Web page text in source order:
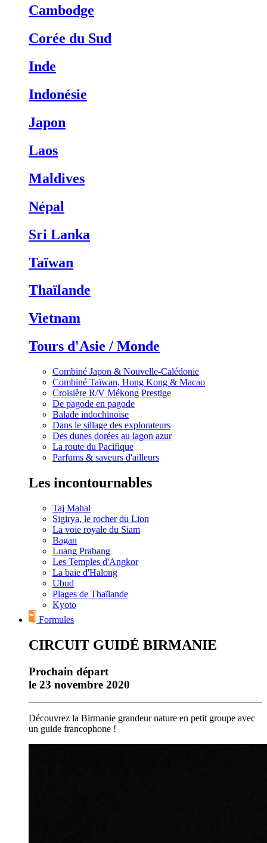
Cambodge
Corée du Sud
Inde
Indonésie
Japon
Laos
Maldives
Népal
Sri Lanka
Taïwan
Thaïlande
Vietnam
Tours d'Asie / Monde
Combiné Japon & Nouvelle-Calédonie
Combiné Taïwan, Hong Kong & Macao
Croisière R/V Mékong Prestige
De pagode en pagode
Balade indochinoise
Dans le sillage des explorateurs
Des dunes dorées au lagon azur
La route du Pacifique
Parfums & saveurs d'ailleurs
Les incontournables
Taj Mahal
Sigirya, le rocher du Lion
La voie royale du Siam
Bagan
Luang Prabang
Les Temples d'Angkor
La baie d'Halong
Ubud
Plages de Thaïlande
Kyoto
Formules
CIRCUIT GUIDÉ BIRMANIE
Prochain départ
le 23 novembre 2020
Découvrez la Birmanie grandeur nature en petit groupe avec
un guide francophone !